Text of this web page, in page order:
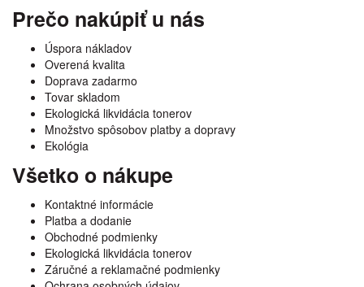
Prečo nakúpiť u nás
Úspora nákladov
Overená kvalita
Doprava zadarmo
Tovar skladom
Ekologická likvidácia tonerov
Množstvo spôsobov platby a dopravy
Ekológia
Všetko o nákupe
Kontaktné informácie
Platba a dodanie
Obchodné podmienky
Ekologická likvidácia tonerov
Záručné a reklamačné podmienky